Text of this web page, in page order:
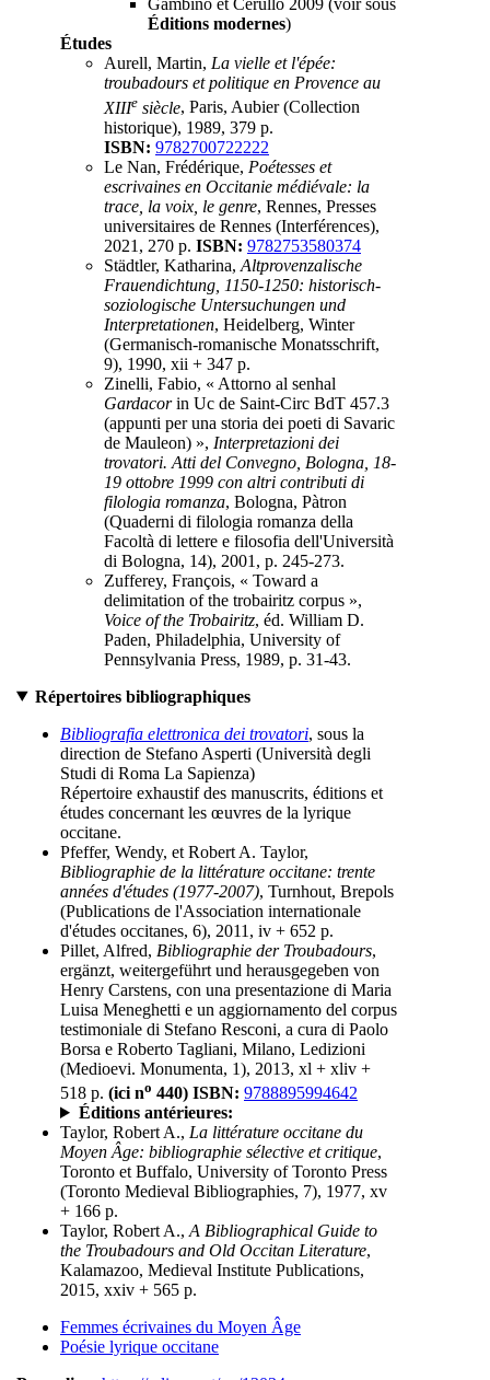
Gambino et Cerullo 2009 (voir sous
Éditions modernes)
Études
Aurell, Martin, La vielle et l'épée:
troubadours et politique en Provence au
XIIIe siècle, Paris, Aubier (Collection
historique), 1989, 379 p.
ISBN: 9782700722222
Le Nan, Frédérique, Poétesses et
escrivaines en Occitanie médiévale: la
trace, la voix, le genre, Rennes, Presses
universitaires de Rennes (Interférences),
2021, 270 p. ISBN: 9782753580374
Städtler, Katharina, Altprovenzalische
Frauendichtung, 1150-1250: historisch-
soziologische Untersuchungen und
Interpretationen, Heidelberg, Winter
(Germanisch-romanische Monatsschrift,
9), 1990, xii + 347 p.
Zinelli, Fabio, « Attorno al senhal
Gardacorin Uc de Saint-Circ BdT 457.3
(appunti per una storia dei poeti di Savaric
de Mauleon) », Interpretazioni dei
trovatori. Atti del Convegno, Bologna, 18-
19 ottobre 1999 con altri contributi di
filologia romanza, Bologna, Pàtron
(Quaderni di filologia romanza della
Facoltà di lettere e filosofia dell'Università
di Bologna, 14), 2001, p. 245-273.
Zufferey, François, « Toward a
delimitation of the trobairitz corpus »,
Voice of the Trobairitz, éd. William D.
Paden, Philadelphia, University of
Pennsylvania Press, 1989, p. 31-43.
Répertoires bibliographiques
Bibliografia elettronica dei trovatori, sous la
direction de Stefano Asperti (Università degli
Studi di Roma La Sapienza)
Répertoire exhaustif des manuscrits, éditions et
études concernant les œuvres de la lyrique
occitane.
Pfeffer, Wendy, et Robert A. Taylor,
Bibliographie de la littérature occitane: trente
années d'études (1977-2007), Turnhout, Brepols
(Publications de l'Association internationale
d'études occitanes, 6), 2011, iv + 652 p.
Pillet, Alfred, Bibliographie der Troubadours,
ergänzt, weitergeführt und herausgegeben von
Henry Carstens, con una presentazione di Maria
Luisa Meneghetti e un aggiornamento del corpus
testimoniale di Stefano Resconi, a cura di Paolo
Borsa e Roberto Tagliani, Milano, Ledizioni
(Medioevi. Monumenta, 1), 2013, xl + xliv +
518 p. (ici no 440) ISBN: 9788895994642
Éditions antérieures:
Taylor, Robert A., La littérature occitane du
Moyen Âge: bibliographie sélective et critique,
Toronto et Buffalo, University of Toronto Press
(Toronto Medieval Bibliographies, 7), 1977, xv
+ 166 p.
Taylor, Robert A., A Bibliographical Guide to
the Troubadours and Old Occitan Literature,
Kalamazoo, Medieval Institute Publications,
2015, xxiv + 565 p.
Femmes écrivaines du Moyen Âge
Poésie lyrique occitane